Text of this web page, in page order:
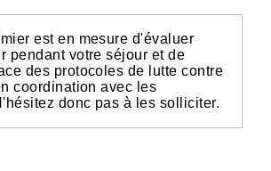
est en mesure d'évaluer
pendant votre séjour et de
des protocoles de lutte contre
coordination avec les
donc pas à les solliciter.